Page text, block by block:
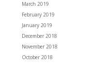
March 2019
February 2019
January 2019
December 2018
November 2018
October 2018